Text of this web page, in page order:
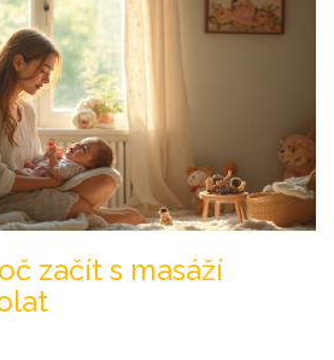
začít s masáží